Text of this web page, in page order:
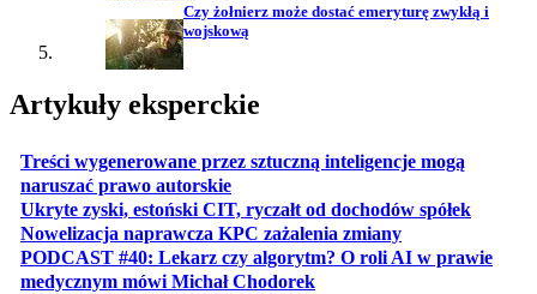
Czy żołnierz może dostać emeryturę zwykłą i
wojskową
Artykuły eksperckie
Treści wygenerowane przez sztuczną inteligencje mogą
naruszać prawo autorskieotwiera się w nowej karcie
Ukryte zyski, estoński CIT, ryczałt od dochodów spółekotwiera
Nowelizacja naprawcza KPC zażalenia zmianyotwiera się w
PODCAST #40: Lekarz czy algorytm? O roli AI w prawie
medycznym mówi Michał Chodorekotwiera się w nowej karcie